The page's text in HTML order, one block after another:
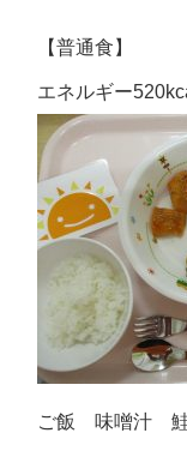
【普通食】
エネルギー
ご飯 味噌汁